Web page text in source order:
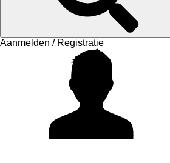
Aanmelden / Registratie